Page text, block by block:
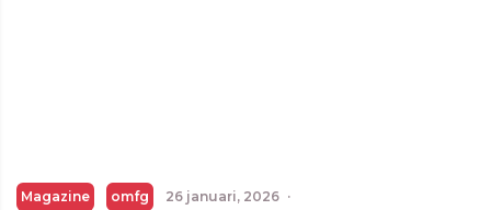
Magazine omfg 26 januari, 2026 ·